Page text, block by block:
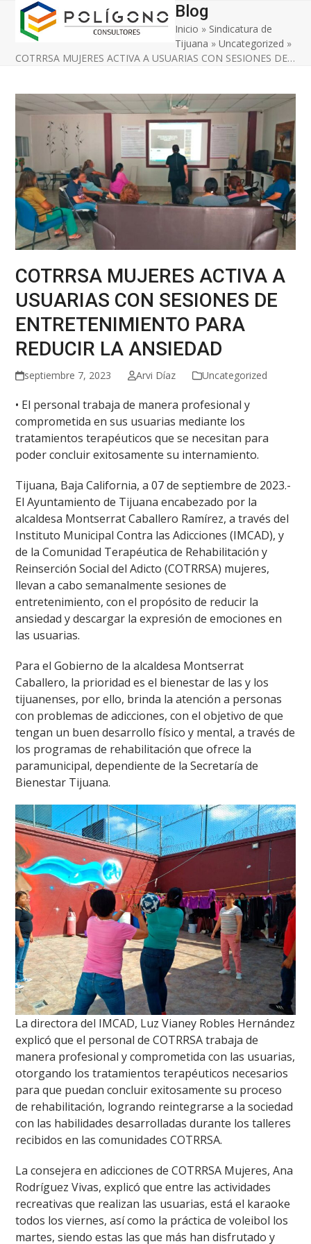
Skip
content
Open
mobile
menu
Close
mobile
menu
Blog
Inicio » Sindicatura de
Tijuana »Uncategorized »
COTRRSA MUJERES ACTIVA A USUARIAS CON SESIONES DE…
COTRRSA MUJERES ACTIVA A
USUARIAS CON SESIONES DE
ENTRETENIMIENTO PARA
REDUCIR LA ANSIEDAD
septiembre 7, 2023 Arvi Díaz Uncategorized
• El personal trabaja de manera profesional y
comprometida en sus usuarias mediante los
tratamientos terapéuticos que se necesitan para
poder concluir exitosamente su internamiento.
Tijuana, Baja California, a 07 de septiembre de 2023.-
El Ayuntamiento de Tijuana encabezado por la
alcaldesa Montserrat Caballero Ramírez, a través del
Instituto Municipal Contra las Adicciones (IMCAD), y
de la Comunidad Terapéutica de Rehabilitación y
Reinserción Social del Adicto (COTRRSA) mujeres,
llevan a cabo semanalmente sesiones de
entretenimiento, con el propósito de reducir la
ansiedad y descargar la expresión de emociones en
las usuarias.
Para el Gobierno de la alcaldesa Montserrat
Caballero, la prioridad es el bienestar de las y los
tijuanenses, por ello, brinda la atención a personas
con problemas de adicciones, con el objetivo de que
tengan un buen desarrollo físico y mental, a través de
los programas de rehabilitación que ofrece la
paramunicipal, dependiente de la Secretaría de
Bienestar Tijuana.
La directora del IMCAD, Luz Vianey Robles Hernández
explicó que el personal de COTRRSA trabaja de
manera profesional y comprometida con las usuarias,
otorgando los tratamientos terapéuticos necesarios
para que puedan concluir exitosamente su proceso
de rehabilitación, logrando reintegrarse a la sociedad
con las habilidades desarrolladas durante los talleres
recibidos en las comunidades COTRRSA.
La consejera en adicciones de COTRRSA Mujeres, Ana
Rodríguez Vivas, explicó que entre las actividades
recreativas que realizan las usuarias, está el karaoke
todos los viernes, así como la práctica de voleibol los
martes, siendo estas las que más han disfrutado y